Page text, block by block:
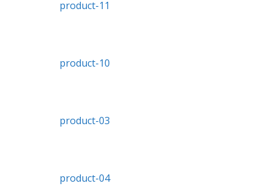
product-11
product-10
product-03
product-04